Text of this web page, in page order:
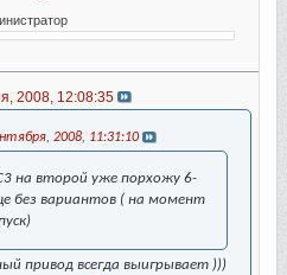
2008, 12:08:35
2008, 11:31:10
на второй уже порхожу 6-
без вариантов ( на момент
привод всегда выигрывает )))